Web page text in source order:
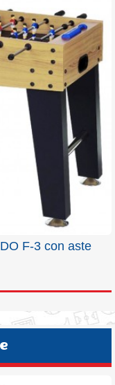
F-3 con aste